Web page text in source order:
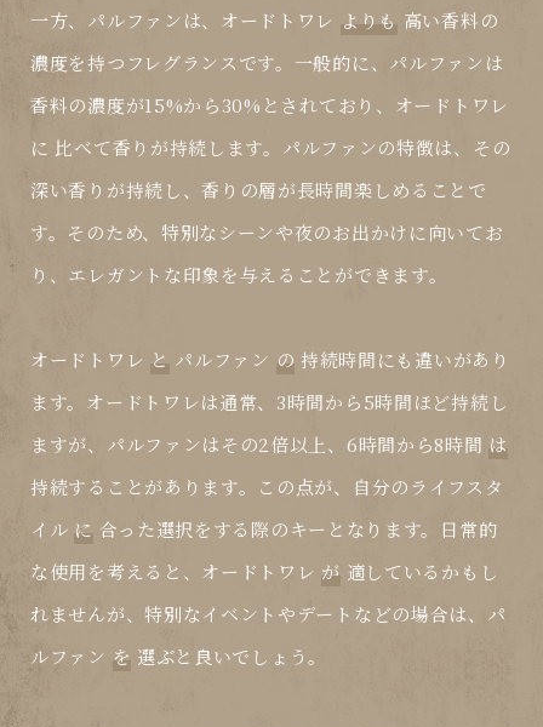
一方、パルファンは、オードトワレ よりも 高い香料の
濃度を持つフレグランスです。一般的に、パルファンは
香料の濃度が15%から30%とされており、オードトワレ
に 比べて香りが持続します。パルファンの特徴は、その
深い香りが持続し、香りの層が長時間楽しめることで
す。そのため、特別なシーンや夜のお出かけに向いてお
り、エレガントな印象を与えることができます。
オードトワレ と パルファン の 持続時間にも違いがあり
ます。オードトワレは通常、3時間から5時間ほど持続し
ますが、パルファンはその2倍以上、6時間から8時間 は
持続することがあります。この点が、自分のライフスタ
イル に 合った選択をする際のキーとなります。日常的
な使用を考えると、オードトワレ が 適しているかもし
れませんが、特別なイベントやデートなどの場合は、パ
ルファン を 選ぶと良いでしょう。